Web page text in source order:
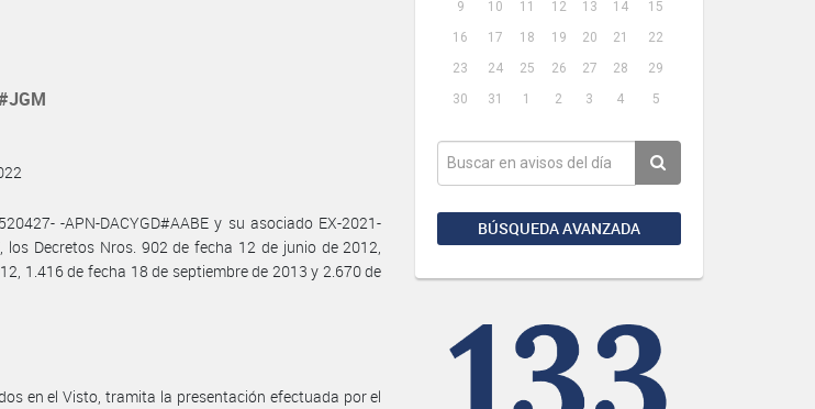
9
10 11 12 13 14
15
16
17 18 19 20 21
22
23
24 25 26 27 28
29
30
31 1 2 3 4 5
BÚSQUEDA AVANZADA
-APN-DACYGD#AABE y su asociado EX-2021-
los Decretos Nros. 902 de fecha 12 de junio de 2012,
1.416 de fecha 18 de septiembre de 2013 y 2.670 de
en el Visto, tramita la presentación efectuada por el